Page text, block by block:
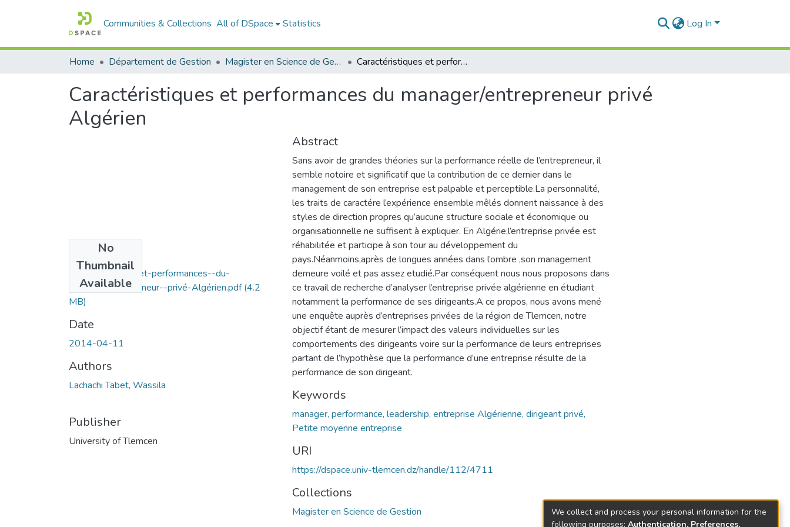
Communities & Collections All of DSpace Statistics Log In
Home Département de Gestion Magister en Science de Gestion Caractéristiques et performances du manager/entrepreneur privé Algérien
Caractéristiques et performances du manager/entrepreneur privé
Algérien
No
Thumbnail
Available
Caractéristiques-et-performances--du-
manager/entrepreneur--privé-Algérien.pdf(4.2
MB)
Date
2014-04-11
Authors
Lachachi Tabet, Wassila
Publisher
University of Tlemcen
Abstract
Sans avoir de grandes théories sur la performance réelle de l’entrepreneur, il
semble notoire et significatif que la contribution de ce dernier dans le
management de son entreprise est palpable et perceptible.La personnalité,
les traits de caractére l’expérience ensemble mêlés donnent naissance à des
styles de direction propres qu’aucune structure sociale et économique ou
organisationnelle ne suffisent à expliquer. En Algérie,l’entreprise privée est
réhabilitée et participe à son tour au développement du
pays.Néanmoins,après de longues années dans l’ombre ,son management
demeure voilé et pas assez etudié.Par conséquent nous nous proposons dans
ce travail de recherche d’analyser l’entreprise privée algérienne en étudiant
notamment la performance de ses dirigeants.A ce propos, nous avons mené
une enquête auprès d’entreprises privées de la région de Tlemcen, notre
objectif étant de mesurer l’impact des valeurs individuelles sur les
comportements des dirigeants voire sur la performance de leurs entreprises
partant de l’hypothèse que la performance d’une entreprise résulte de la
performance de son dirigeant.
Keywords
manager, performance, leadership, entreprise Algérienne, dirigeant privé,
Petite moyenne entreprise
URI
https://dspace.univ-tlemcen.dz/handle/112/4711
Collections
Magister en Science de Gestion
We collect and process your personal information for the
following purposes: Authentication, Preferences,